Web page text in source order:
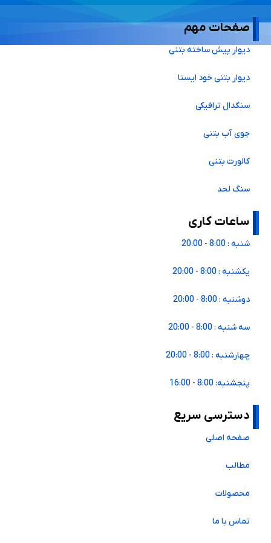
صفحات مهم
دیوار پیش ساخته بتنی
دیوار بتنی خود ایستا
سنگدال ترافیکی
جوی آب بتنی
کالورت بتنی
سنگ لحد
ساعات کاری
شنبه : 8:00 - 20:00
یکشنبه : 8:00 - 20:00
دوشنبه : 8:00 - 20:00
سه شنبه : 8:00 - 20:00
چهارشنبه : 8:00 - 20:00
پنجشنبه: 8:00 - 16:00
دسترسی سریع
صفحه اصلی
مطالب
محصولات
تماس با ما